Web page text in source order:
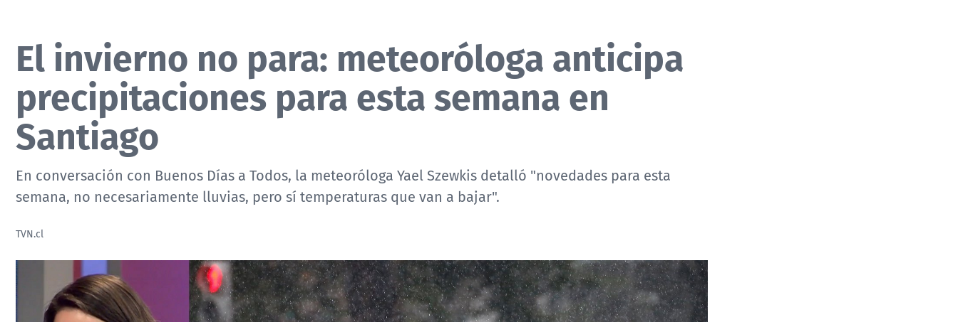
El invierno no para: meteoróloga anticipa
precipitaciones para esta semana en
Santiago
En conversación con Buenos Días a Todos, la meteoróloga Yael Szewkis detalló "novedades para esta
semana, no necesariamente lluvias, pero sí temperaturas que van a bajar".
TVN.cl